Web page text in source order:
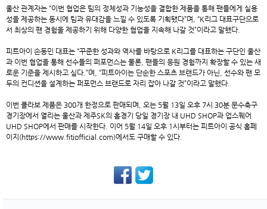
울산 관계자는 “이번 협업은 팀의 정체성과 기능성을 결합한 제품을 통해 팬들에게 실용
성을 제공하는 동시에 팀과 유대감을 느낄 수 있도록 기획됐다”며, “K리그 대표구단으로
서 최상의 팬 경험을 제공하기 위해 다양한 협업을 지속해 나갈 것”이라고 말했다.
피트아이 손동민 대표는 “꾸준한 성과와 역사를 바탕으로 K리그를 대표하는 구단인 울산
과 이번 협업을 통해 선수들의 퍼포먼스는 물론, 팬들의 응원 경험까지 확장할 수 있는 새
로운 기준을 제시하고 싶다.”며, “피트아이는 단순한 스포츠 브랜드가 아닌, 선수와 팬 모
두의 컨디션을 설계하는 퍼포먼스 브랜드로 자리 잡아 나갈 것”이라고 말했다.
이번 콜라보 제품은 300개 한정으로 판매되며, 오는 5월 13일 오후 7시 30분 문수축구
경기장에서 열리는 울산과 제주SK의 홈경기 당일 경기장 내 UHD SHOP과 업스퀘어
UHD SHOP에서 판매를 시작한다. 이어 5월 14일 오후 1시부터는 피트아이 공식 홈페
이지(https://www.fitiofficial.com)에서도 구매할 수 있다.